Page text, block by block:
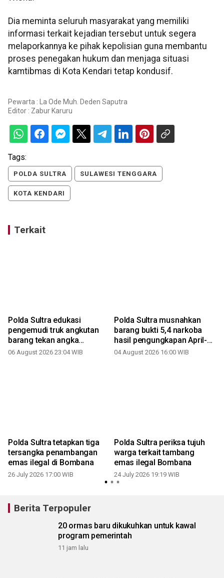
Dia meminta seluruh masyarakat yang memiliki
informasi terkait kejadian tersebut untuk segera
melaporkannya ke pihak kepolisian guna membantu
proses penegakan hukum dan menjaga situasi
kamtibmas di Kota Kendari tetap kondusif.
Pewarta : La Ode Muh. Deden Saputra
Editor : Zabur Karuru
Tags:
POLDA SULTRA SULAWESI TENGGARA
KOTA KENDARI
Terkait
Polda Sultra edukasi
pengemudi truk angkutan
barang tekan angka
kecelakaan
06 August 2026 23:04 WIB
Polda Sultra musnahkan
barang bukti 5,4 narkoba
hasil pengungkapan April-
Juli 2026
04 August 2026 16:00 WIB
Polda Sultra tetapkan tiga
tersangka penambangan
emas ilegal di Bombana
26 July 2026 17:00 WIB
Polda Sultra periksa tujuh
warga terkait tambang
emas ilegal Bombana
24 July 2026 19:19 WIB
Berita Terpopuler
20 ormas baru dikukuhkan untuk kawal
program pemerintah
11 jam lalu